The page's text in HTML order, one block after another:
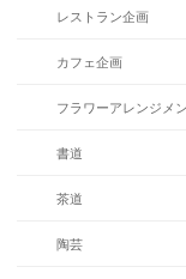
レストラン企画
カフェ企画
フラワーアレンジメ
書道
茶道
陶芸